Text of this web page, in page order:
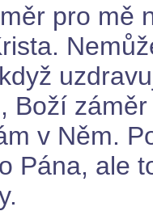
pro mě
Boží
v Něm.
Pána, ale